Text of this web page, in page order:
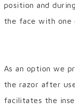
position and
the face with one
As an option we
the razor after
facilitates the